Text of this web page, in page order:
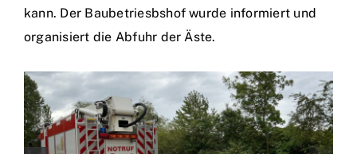
kann. Der Baubetriesbshof wurde informiert und
organisiert die Abfuhr der Äste.